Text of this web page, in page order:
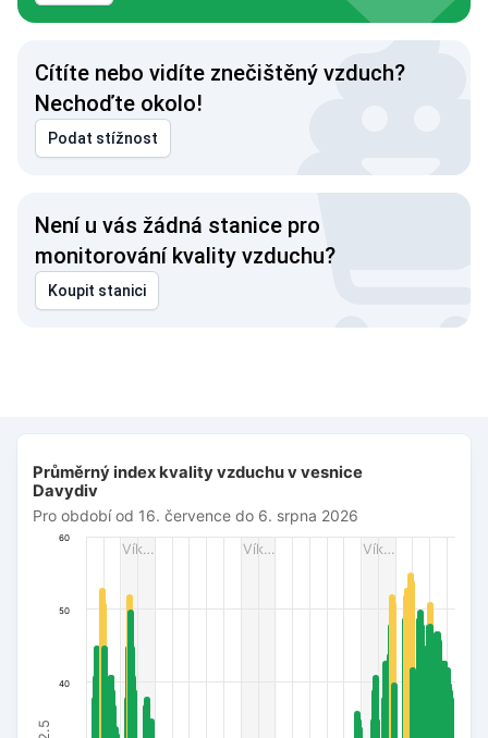
Cítíte nebo vidíte znečištěný vzduch?
Nechoďte okolo!
Podat stížnost
Není u vás žádná stanice pro
monitorování kvality vzduchu?
Koupit stanici
Bar chart with 506 bars.
Pro období od 16. července do 6. srpna 2026
The chart has 1 X axis displaying Datum. Data ranges from
The chart has 1 Y axis displaying AQI PM2.5. Data ranges
Vík…
Vík…
Vík…
Průměrný index kvality vzduchu v vesnice
Davydiv
Pro období od 16. července do 6. srpna 2026
40
50
60